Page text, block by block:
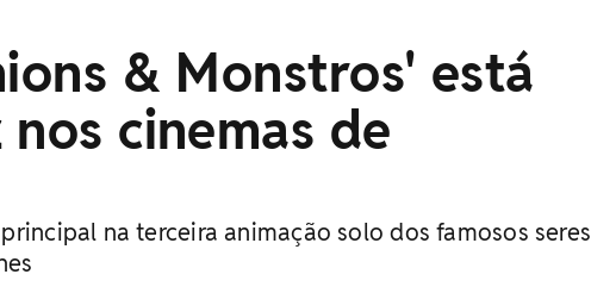
& Monstros' está
cinemas de
na terceira animação solo dos famosos seres